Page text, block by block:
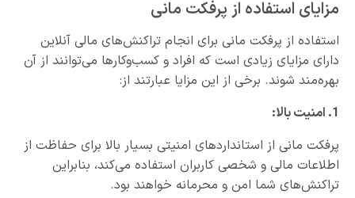
مزایای استفاده از پرفکت مانی
استفاده از پرفکت مانی برای انجام تراکنش‌های مالی آنلاین
دارای مزایای زیادی است که افراد و کسب‌وکارها می‌توانند از آن
بهره‌مند شوند. برخی از این مزایا عبارتند از:
1. امنیت بالا:
پرفکت مانی از استانداردهای امنیتی بسیار بالا برای حفاظت از
اطلاعات مالی و شخصی کاربران استفاده می‌کند، بنابراین
تراکنش‌های شما امن و محرمانه خواهند بود.